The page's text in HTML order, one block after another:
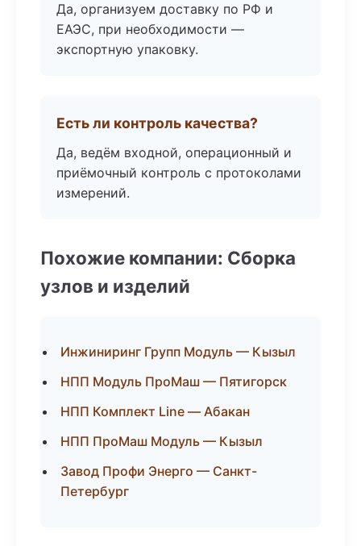
Да, организуем доставку по РФ и
ЕАЭС, при необходимости —
экспортную упаковку.
Есть ли контроль качества?
Да, ведём входной, операционный и
приёмочный контроль с протоколами
измерений.
Похожие компании: Сборка
узлов и изделий
Инжиниринг Групп Модуль — Кызыл
НПП Модуль ПроМаш — Пятигорск
НПП Комплект Line — Абакан
НПП ПроМаш Модуль — Кызыл
Завод Профи Энерго — Санкт-
Петербург